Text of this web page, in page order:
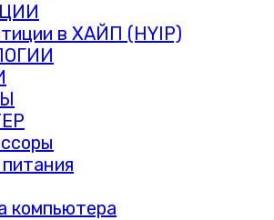
в ХАЙП (HYIP)
компьютера